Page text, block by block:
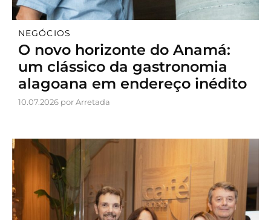
NEGÓCIOS
O novo horizonte do Anamá:
um clássico da gastronomia
alagoana em endereço inédito
10.07.2026 por Arretada